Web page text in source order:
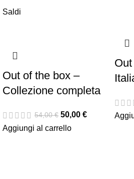
Saldi
Out of the box –
Collezione completa
54,00€ 50,00 €
Aggiungi al carrello